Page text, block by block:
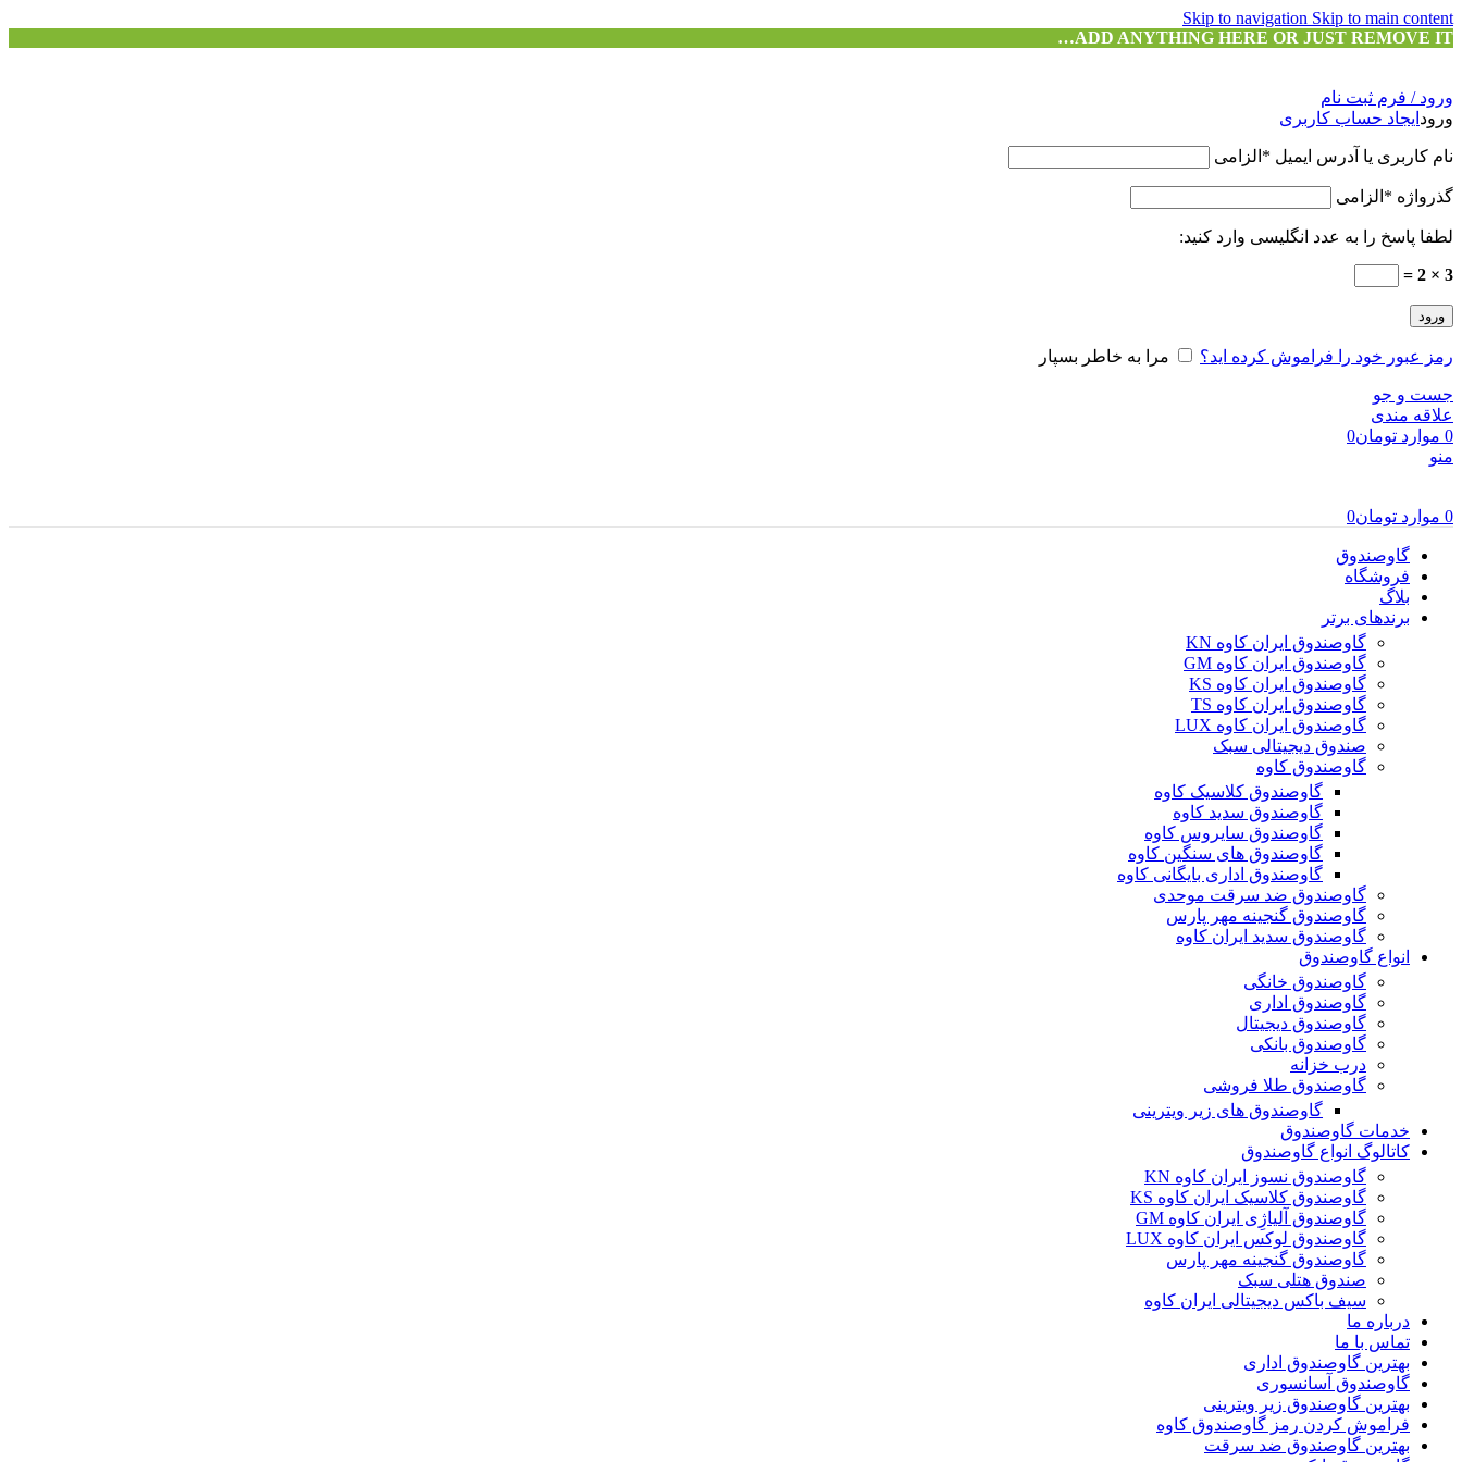
Skip to navigation Skip to main content
ADD ANYTHING HERE OR JUST REMOVE IT…
ورود / فرم ثبت نام
ورود ایجاد حساب کاربری
نام کاربری یا آدرس ایمیل * الزامی
گذرواژه * الزامی
لطفا پاسخ را به عدد انگلیسی وارد کنید:
3 × 2 =
ورود
رمز عبور خود را فراموش کرده اید؟ مرا به خاطر بسپار
جست و جو
علاقه مندی
0 موارد تومان0
منو
0 موارد تومان0
گاوصندوق
فروشگاه
بلاگ
برندهای برتر
گاوصندوق ایران کاوه KN
گاوصندوق ایران کاوه GM
گاوصندوق ایران کاوه KS
گاوصندوق ایران کاوه TS
گاوصندوق ایران کاوه LUX
صندوق دیجیتالی سبک
گاوصندوق کاوه
گاوصندوق کلاسیک کاوه
گاوصندوق سدید کاوه
گاوصندوق سایروس کاوه
گاوصندوق های سنگین کاوه
گاوصندوق اداری بایگانی کاوه
گاوصندوق ضد سرقت موحدی
گاوصندوق گنجینه مهر پارس
گاوصندوق سدید ایران کاوه
انواع گاوصندوق
گاوصندوق خانگی
گاوصندوق اداری
گاوصندوق دیجیتال
گاوصندوق بانکی
درب خزانه
گاوصندوق طلا فروشی
گاوصندوق های زیر ویترینی
خدمات گاوصندوق
کاتالوگ انواع گاوصندوق
گاوصندوق نسوز ایران کاوه KN
گاوصندوق کلاسیک ایران کاوه KS
گاوصندوق آلیاژِی ایران کاوه GM
گاوصندوق لوکس ایران کاوه LUX
گاوصندوق گنجینه مهر پارس
صندوق هتلی سبک
سیف باکس دیجیتالی ایران کاوه
درباره ما
تماس با ما
بهترین گاوصندوق اداری
گاوصندوق آسانسوری
بهترین گاوصندوق زیر ویترینی
فراموش کردن رمز گاوصندوق کاوه
بهترین گاوصندوق ضد سرقت